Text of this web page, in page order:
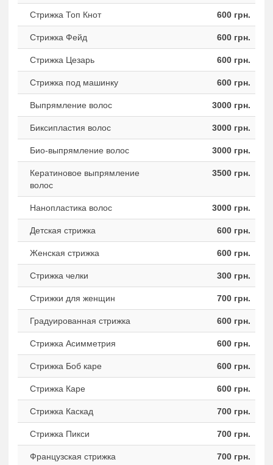
Стрижка Топ Кнот 600 грн.
Стрижка Фейд 600 грн.
Стрижка Цезарь 600 грн.
Стрижка под машинку 600 грн.
Выпрямление волос 3000 грн.
Биксипластия волос 3000 грн.
Био-выпрямление волос 3000 грн.
Кератиновое выпрямление
волос
3500 грн.
Нанопластика волос 3000 грн.
Детская стрижка 600 грн.
Женская стрижка 600 грн.
Стрижка челки 300 грн.
Стрижки для женщин 700 грн.
Градуированная стрижка 600 грн.
Стрижка Асимметрия 600 грн.
Стрижка Боб каре 600 грн.
Стрижка Каре 600 грн.
Стрижка Каскад 700 грн.
Стрижка Пикси 700 грн.
Французская стрижка 700 грн.